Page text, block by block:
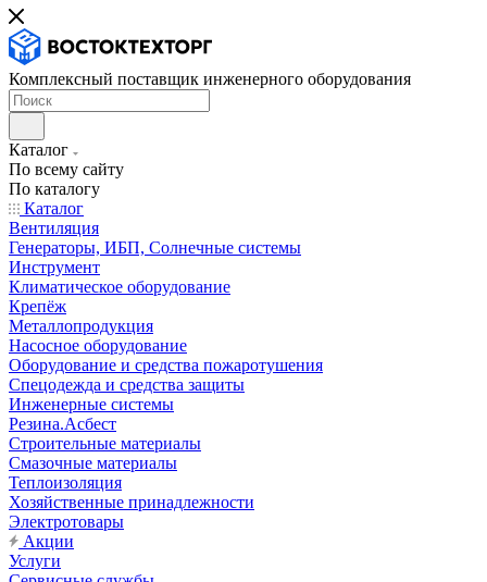
Комплексный поставщик инженерного оборудования
Каталог
По всему сайту
По каталогу
Каталог
Вентиляция
Генераторы, ИБП, Солнечные системы
Инструмент
Климатическое оборудование
Крепёж
Металлопродукция
Насосное оборудование
Оборудование и средства пожаротушения
Спецодежда и средства защиты
Инженерные системы
Резина.Асбест
Строительные материалы
Смазочные материалы
Теплоизоляция
Хозяйственные принадлежности
Электротовары
Акции
Услуги